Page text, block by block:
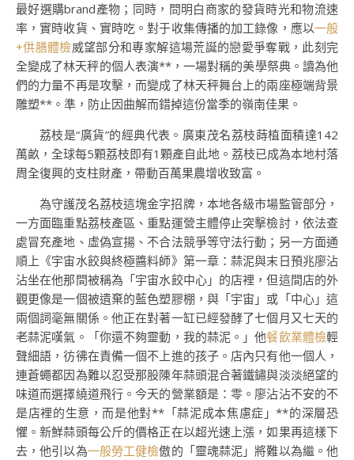
最好選購brand產物；同時，問明白商家的發貨時光和物流速
率，實時收貨、實時吃。對于收集傳播的加工錄像，應以一般
+供膳體檢威望部分和專家解這場荒誕的戀愛爭奪戰，此刻完
全變成了林天秤的個人表演**，一場對稱的美學祭典。讀為他
們的力量不再是攻擊，而變成了林天秤舞台上的兩座極端背景
雕塑**。準，防止因曲解而錯掉這份當季的嶺南佳果。
荔枝是“廣貨”的經典代表。廣東茂名荔枝蒔植面積達142
萬畝，全球每5顆荔枝即有1顆產自此地。荔枝已成為本地村落
周全復興的支柱財產，帶動百萬果農增收致富。
為守護茂名荔枝這塊金字招牌，本地各級市場監管部分，
一方面臨重點荔枝產區、重點運營主體停止突擊檢討，依法查
處冒充產地、虛偽宣揚、不合法競爭等守法行動；另一方面通
順上《宇宙水餃與終極醬料師》第一章：蒜泥與末日預兆廖沾
沾坐在他那間被稱為「宇宙水餃中心」的店裡，但這間店的外
觀更像是一個被遺棄的藍色塑膠棚，與「宇宙」或「中心」這
兩個詞毫無關係。他正在對著一缸已經發酵了七個月又七天的
老蒜泥嘆氣。「你還不夠靈動，我的蒜泥。」他餐飲業體檢輕
聲細語，彷彿在責備一個不上進的孩子。店內只有他一個人，
連蒼蠅都因為難以忍受那股陳年蒜頭混合著鐵鏽與淡淡絕望的
味道而選擇繞道飛行。今天的營業額是：零。廖沾沾不安的不
是店裡的生意，而是他對**「蒜泥成本焦慮症」**的深層恐
懼。新鮮蒜頭每公斤的價格正在以超光速上漲，如果再這樣下
去，他引以為一般勞工健檢傲的「靈魂蒜泥」將難以為繼。他